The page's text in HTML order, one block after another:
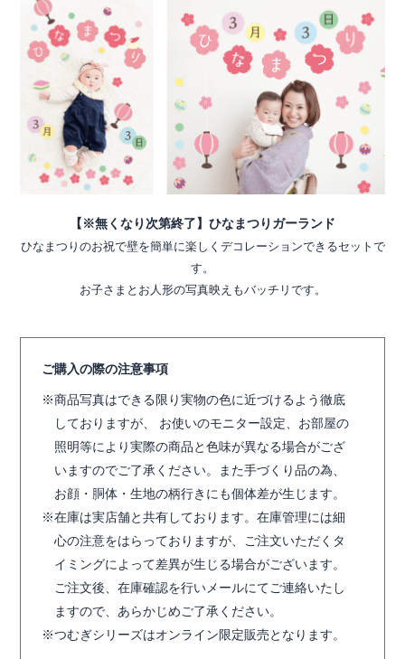
【※無くなり次第終了】ひなまつりガーランド
ひなまつりのお祝で壁を簡単に楽しくデコレーションできるセットで
す。
お子さまとお人形の写真映えもバッチリです。
ご購入の際の注意事項
商品写真はできる限り実物の色に近づけるよう徹底
しておりますが、 お使いのモニター設定、お部屋の
照明等により実際の商品と色味が異なる場合がござ
いますのでご了承ください。また手づくり品の為、
お顔・胴体・生地の柄行きにも個体差が生じます。
在庫は実店舗と共有しております。在庫管理には細
心の注意をはらっておりますが、ご注文いただくタ
イミングによって差異が生じる場合がございます。
ご注文後、在庫確認を行いメールにてご連絡いたし
ますので、あらかじめご了承ください。
つむぎシリーズはオンライン限定販売となります。